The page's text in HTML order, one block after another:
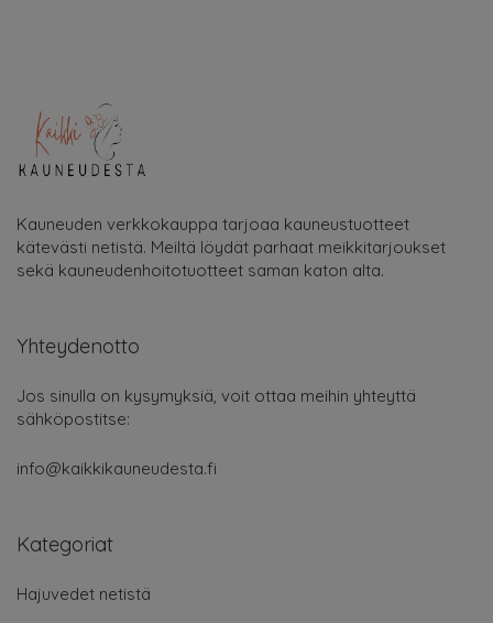
Kauneuden verkkokauppa tarjoaa kauneustuotteet
kätevästi netistä. Meiltä löydät parhaat meikkitarjoukset
sekä kauneudenhoitotuotteet saman katon alta.
Yhteydenotto
Jos sinulla on kysymyksiä, voit ottaa meihin yhteyttä
sähköpostitse:
info@kaikkikauneudesta.fi
Kategoriat
Hajuvedet netistä